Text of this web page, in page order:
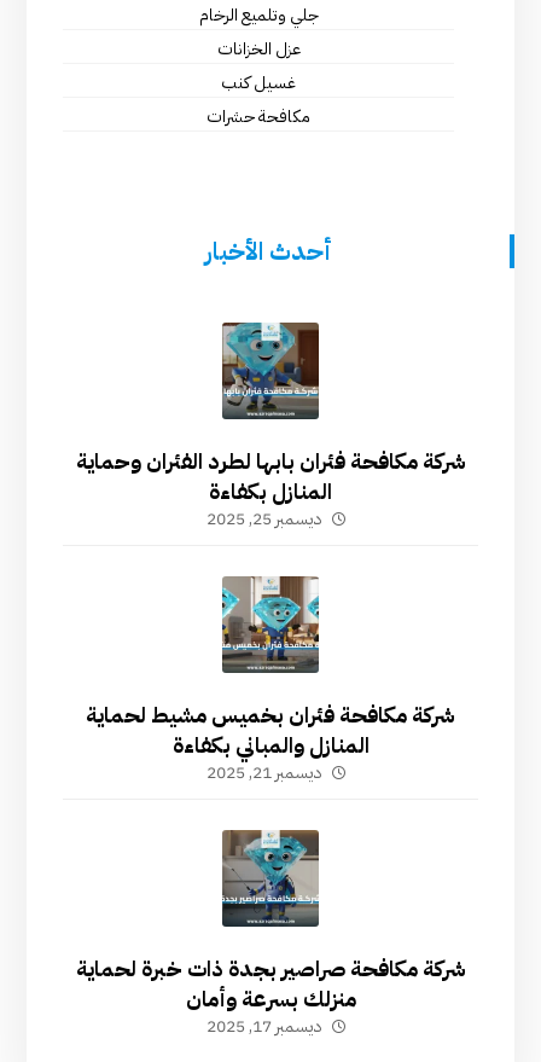
جلي وتلميع الرخام
عزل الخزانات
غسيل كنب
مكافحة حشرات
أحدث الأخبار
شركة مكافحة فئران بابها لطرد الفئران وحماية
المنازل بكفاءة
ديسمبر 25, 2025
شركة مكافحة فئران بخميس مشيط لحماية
المنازل والمباني بكفاءة
ديسمبر 21, 2025
شركة مكافحة صراصير بجدة ذات خبرة لحماية
منزلك بسرعة وأمان
ديسمبر 17, 2025